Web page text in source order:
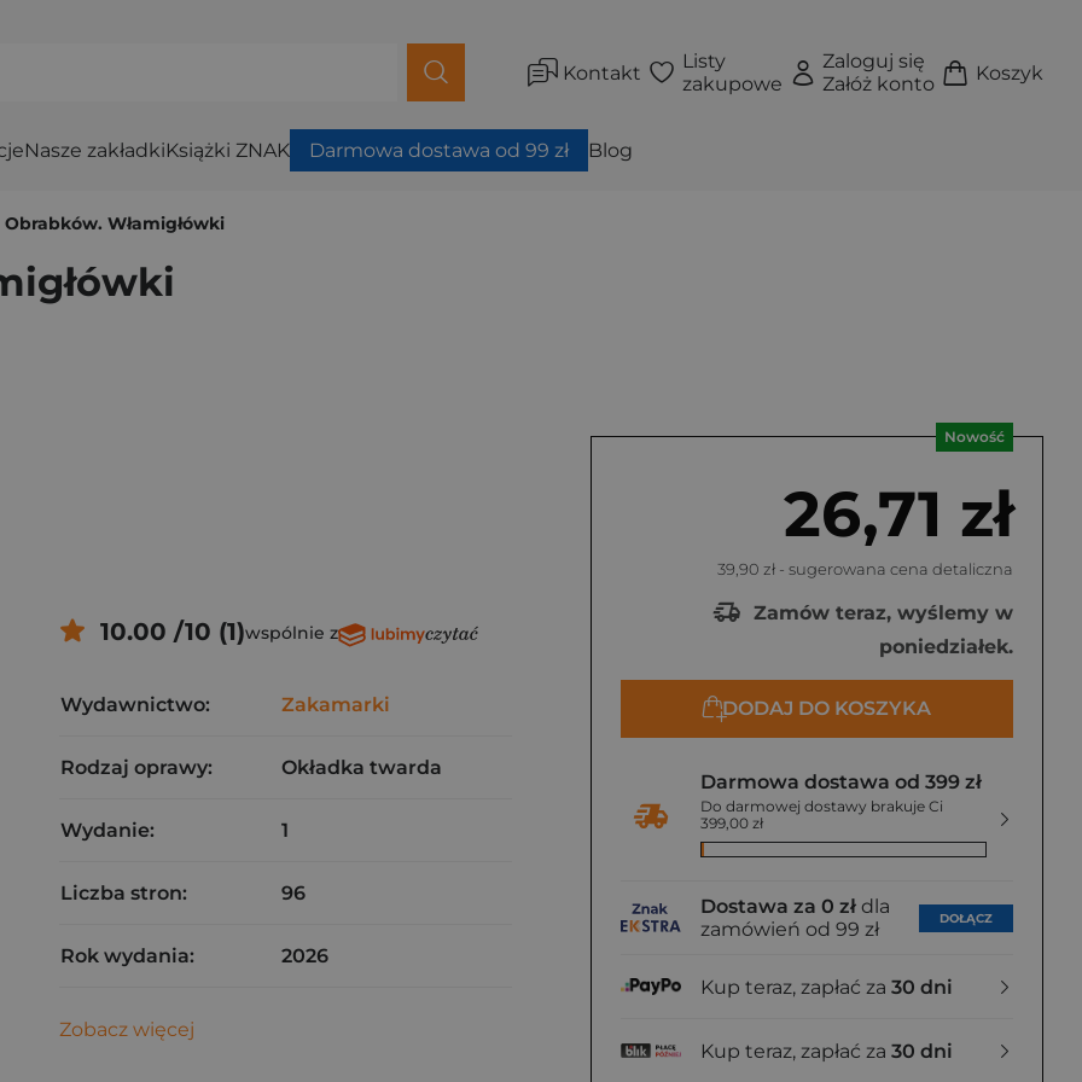
Kontakt
Listy
zakupowe
Zaloguj się
Załóż konto
Koszyk
Nasze zakładkiKsiążki ZNAK Darmowa dostawa od 99 zł Blog
Włamigłówki
Nowość
26,71 zł
39,90 zł - sugerowana cena detaliczna
Zamów teraz, wyślemy w
poniedziałek.
DODAJ DO KOSZYKA
Darmowa dostawa od 399 zł
Do darmowej dostawy brakuje Ci
399,00 zł
Dostawa za 0 zł dla
zamówień od 99 zł
DOŁĄCZ
Kup teraz, zapłać za 30 dni
Kup teraz, zapłać za 30 dni
10.00 /10 (1)wspólnie z
Wydawnictwo: Zakamarki
Rodzaj oprawy: Okładka twarda
Wydanie: 1
Liczba stron: 96
Rok wydania: 2026
Zobacz więcej